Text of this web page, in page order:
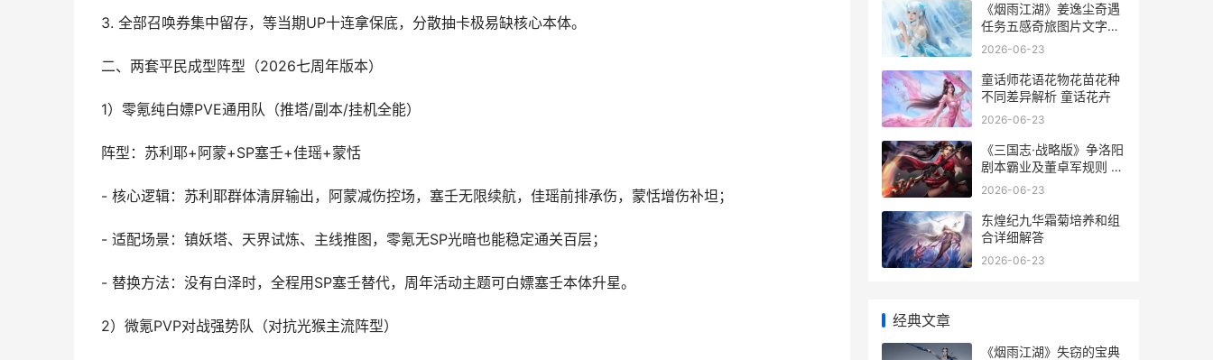
3. 全部召唤券集中留存，等当期UP十连拿保底，分散抽卡极易缺核心本体。
二、两套平民成型阵型（2026七周年版本）
1）零氪纯白嫖PVE通用队（推塔/副本/挂机全能）
阵型：苏利耶+阿蒙+SP塞壬+佳瑶+蒙恬
- 核心逻辑：苏利耶群体清屏输出，阿蒙减伤控场，塞壬无限续航，佳瑶前排承伤，蒙恬增伤补坦；
- 适配场景：镇妖塔、天界试炼、主线推图，零氪无SP光暗也能稳定通关百层；
- 替换方法：没有白泽时，全程用SP塞壬替代，周年活动主题可白嫖塞壬本体升星。
2）微氪PVP对战强势队（对抗光猴主流阵型）
《烟雨江湖》姜逸尘奇遇
任务五感奇旅图片文字流
程策略 烟雨江湖姜逸尘
2026-06-23
童话师花语花物花苗花种
不同差异解析 童话花卉
2026-06-23
《三国志·战略版》争洛阳
剧本霸业及董卓军规则 三
国志战略版18183
2026-06-23
东煌纪九华霜菊培养和组
合详细解答
2026-06-23
经典文章
《烟雨江湖》失窃的宝典